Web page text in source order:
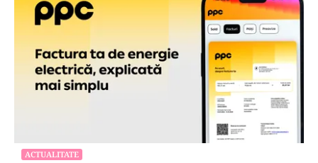
ACTUALITATE